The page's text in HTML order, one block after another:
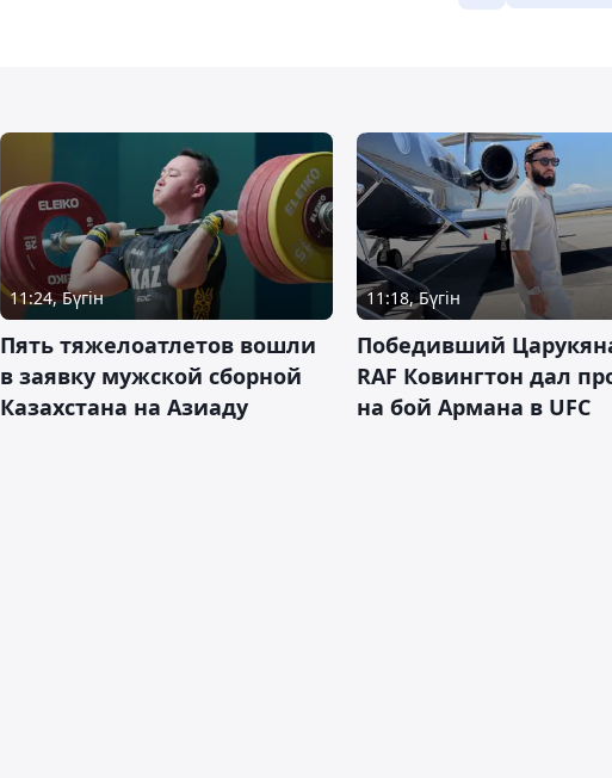
11:24, Бүгін
Пять тяжелоатлетов вошли
в заявку мужской сборной
Казахстана на Азиаду
11:18, Бүгін
Победивший
RAF Ковингтон дал
на бой Армана в UFC